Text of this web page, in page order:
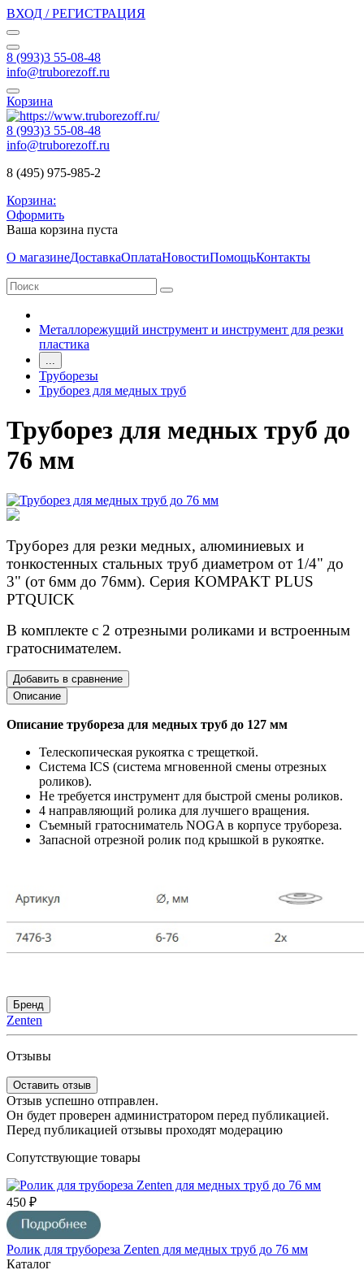
ВХОД / РЕГИСТРАЦИЯ
8 (993)3 55-08-48
info@truborezoff.ru
Корзина
8 (993)3 55-08-48
info@truborezoff.ru
8 (495) 975-985-2
Корзина:
Оформить
Ваша корзина пуста
О магазинеДоставкаОплатаНовостиПомощьКонтакты
Металлорежущий инструмент и инструмент для резки
пластика
...
Труборезы
Труборез для медных труб
Труборез для медных труб до
76 мм
Труборез для резки медных, алюминиевых и
тонкостенных стальных труб диаметром от 1/4" до
3" (от 6мм до 76мм). Серия KOMPAKT PLUS
PTQUICK
В комплекте с 2 отрезными роликами и встроенным
гратоснимателем.
Добавить в сравнение
Описание
Описание трубореза для медных труб до 127 мм
Телескопическая рукоятка с трещеткой.
Система ICS (система мгновенной смены отрезных
роликов).
Не требуется инструмент для быстрой смены роликов.
4 направляющий ролика для лучшего вращения.
Съемный гратосниматель NOGA в корпусе трубореза.
Запасной отрезной ролик под крышкой в рукоятке.
Бренд
Zenten
Отзывы
Оставить отзыв
Отзыв успешно отправлен.
Он будет проверен администратором перед публикацией.
Перед публикацией отзывы проходят модерацию
Сопутствующие товары
450 ₽
Ролик для трубореза Zenten для медных труб до 76 мм
Каталог